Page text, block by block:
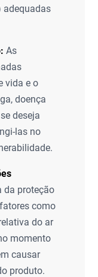
adequadas
As
vida e o
doença
deseja
las no
da proteção
como
do ar
momento
causar
produto.